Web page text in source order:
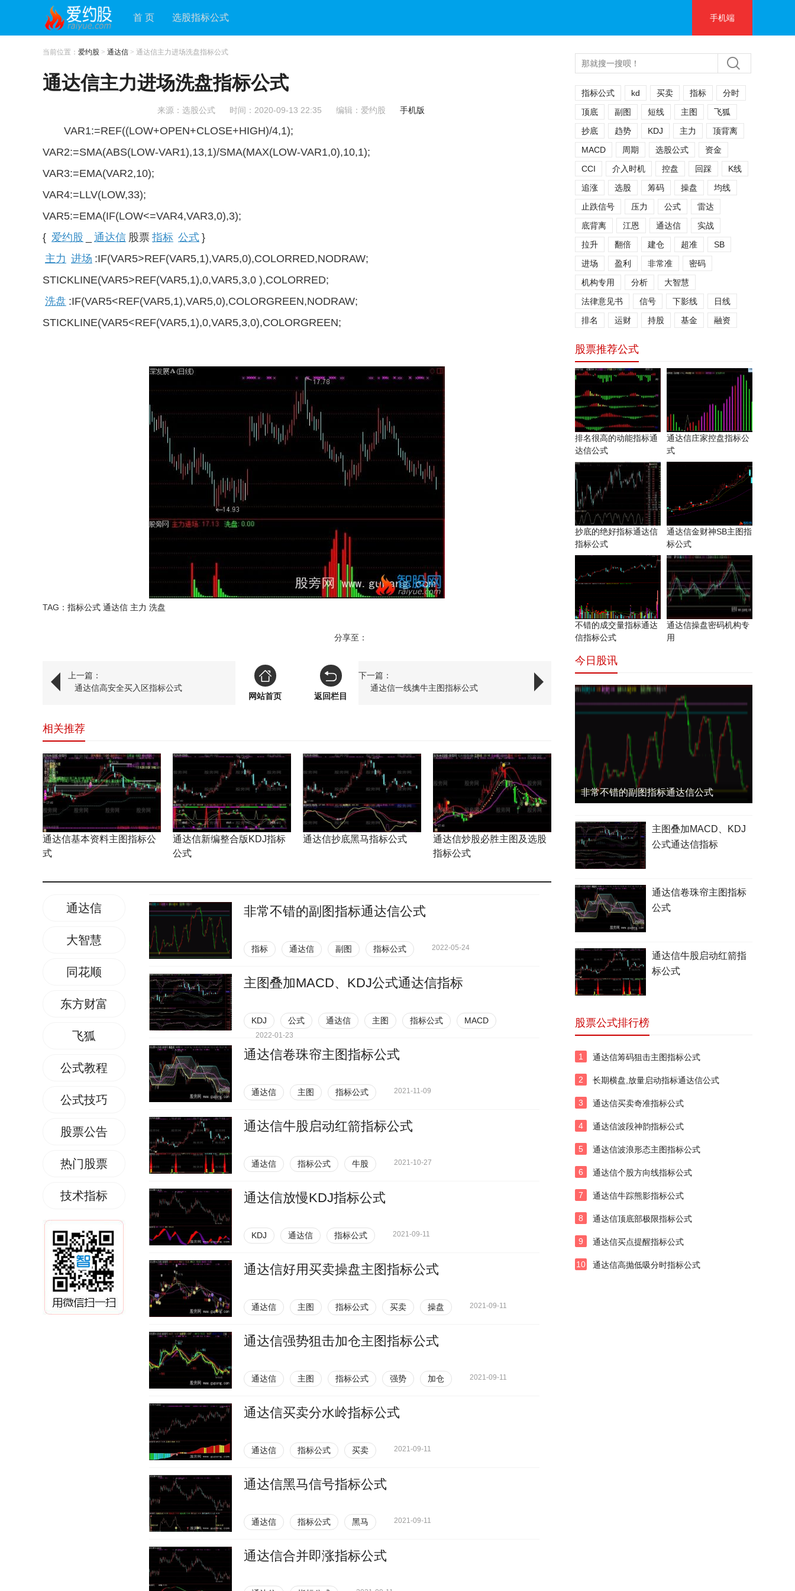
首 页 选股指标公式 手机端
当前位置： 爱约股 > 通达信 > 通达信主力进场洗盘指标公式
通达信主力进场洗盘指标公式
来源：选股公式 时间：2020-09-13 22:35 编辑：爱约股 手机版
VAR1:=REF((LOW+OPEN+CLOSE+HIGH)/4,1);
VAR2:=SMA(ABS(LOW-VAR1),13,1)/SMA(MAX(LOW-VAR1,0),10,1);
VAR3:=EMA(VAR2,10);
VAR4:=LLV(LOW,33);
VAR5:=EMA(IF(LOW<=VAR4,VAR3,0),3);
{ 爱约股 通达信 股票 指标 公式 }
主力 进场 :IF(VAR5>REF(VAR5,1),VAR5,0),COLORRED,NODRAW;
STICKLINE(VAR5>REF(VAR5,1),0,VAR5,3,0 ),COLORRED;
洗盘 :IF(VAR5<REF(VAR5,1),VAR5,0),COLORGREEN,NODRAW;
STICKLINE(VAR5<REF(VAR5,1),0,VAR5,3,0),COLORGREEN;
TAG： 指标公式 通达信 主力 洗盘
分享至：
上一篇：
通达信高安全买入区指标公式
下一篇：
通达信一线擒牛主图指标公式
网站首页
返回栏目
相关推荐
通达信基本资料主图指标公
式
通达信新编整合版KDJ指标
公式
通达信抄底黑马指标公式
通达信炒股必胜主图及选股
指标公式
通达信
大智慧
同花顺
东方财富
飞狐
公式教程
公式技巧
股票公告
热门股票
技术指标
非常不错的副图指标通达信公式
指标 通达信 副图 指标公式 2022-05-24
主图叠加MACD、KDJ公式通达信指标
KDJ 公式 通达信 主图 指标公式 MACD
2022-01-23
通达信卷珠帘主图指标公式
通达信 主图 指标公式 2021-11-09
通达信牛股启动红箭指标公式
通达信 指标公式 牛股 2021-10-27
通达信放慢KDJ指标公式
KDJ 通达信 指标公式 2021-09-11
通达信好用买卖操盘主图指标公式
通达信 主图 指标公式 买卖 操盘 2021-09-11
通达信强势狙击加仓主图指标公式
通达信 主图 指标公式 强势 加仓 2021-09-11
通达信买卖分水岭指标公式
通达信 指标公式 买卖 2021-09-11
通达信黑马信号指标公式
通达信 指标公式 黑马 2021-09-11
通达信合并即涨指标公式
指标公式 kd 买卖 指标
分时
顶底
副图 短线 主图
飞狐
抄底
趋势 KDJ 主力
顶背离
MACD
周期 选股公式
资金
CCI
介入时机 控盘 回踩
K线
追涨
选股 筹码 操盘
均线
止跌信号
压力 公式
雷达
底背离
江恩 通达信
实战
拉升
翻倍 建仓 超准
SB
进场
盈利 非常准
密码
机构专用
分析
大智慧
法律意见书
信号 下影线
日线
排名
运财 持股 基金 融资
股票推荐公式
排名很高的动能指标通
达信公式
通达信庄家控盘指标公
式
抄底的绝好指标通达信
指标公式
通达信金财神SB主图指
标公式
不错的成交量指标通达
信指标公式
通达信操盘密码机构专
用
今日股讯
非常不错的副图指标通达信公式
主图叠加MACD、KDJ
公式通达信指标
通达信卷珠帘主图指标
公式
通达信牛股启动红箭指
标公式
股票公式排行榜
1 通达信筹码狙击主图指标公式
2 长期横盘,放量启动指标通达信公式
3 通达信买卖奇准指标公式
4 通达信波段神韵指标公式
5 通达信波浪形态主图指标公式
6 通达信个股方向线指标公式
7 通达信牛踪熊影指标公式
8 通达信顶底部极限指标公式
9 通达信买点提醒指标公式
10 通达信高抛低吸分时指标公式